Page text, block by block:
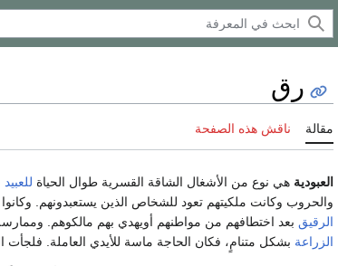
رق
مقالة ناقش هذه الصفحة
العبودية هي نوع من الأشغال الشاقة القسرية طوال الحياة للعبيد
والحروب وكانت ملكيتهم تعود للشخاص الذين يستعبدونهم.
الرقيق بعد اختطافهم من مواطنهم أويهدي بهم مالكوهم.
الزراعة بشكل متنامٍ، فكان الحاجة ماسة للأيدي العاملة. فلجأت